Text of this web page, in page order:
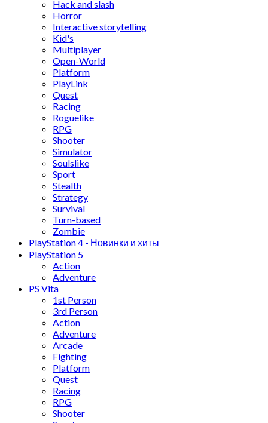
Hack and slash
Horror
Interactive storytelling
Kid's
Multiplayer
Open-World
Platform
PlayLink
Quest
Racing
Roguelike
RPG
Shooter
Simulator
Soulslike
Sport
Stealth
Strategy
Survival
Turn-based
Zombie
PlayStation 4 - Новинки и хиты
PlayStation 5
Action
Adventure
PS Vita
1st Person
3rd Person
Action
Adventure
Arcade
Fighting
Platform
Quest
Racing
RPG
Shooter